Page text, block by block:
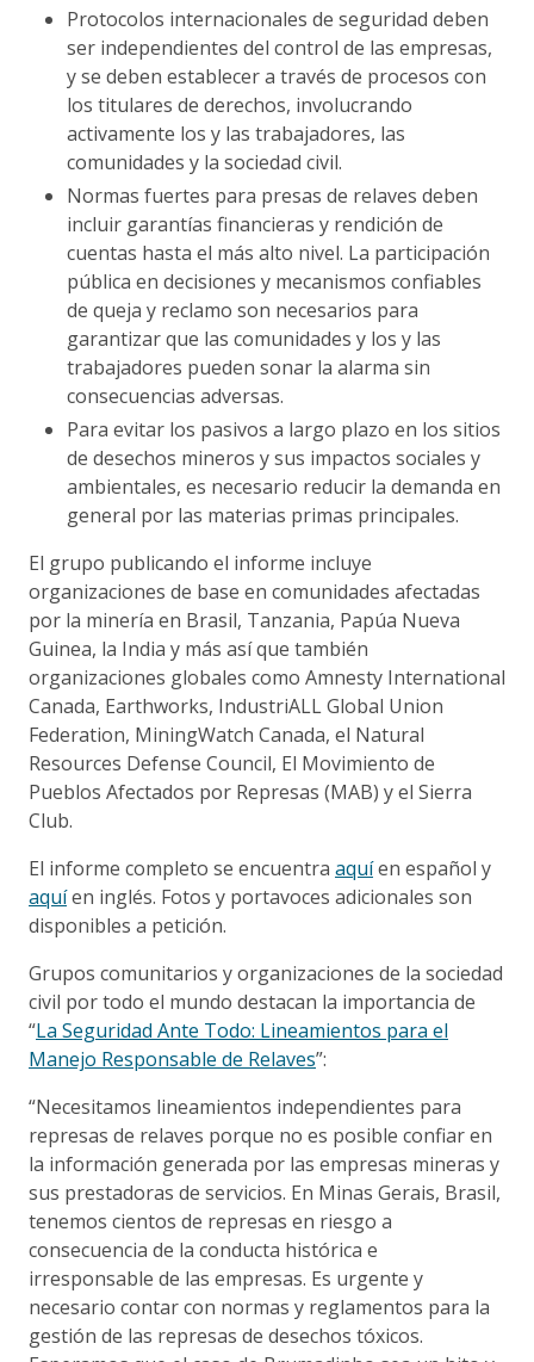
Protocolos internacionales de seguridad deben
ser independientes del control de las empresas,
y se deben establecer a través de procesos con
los titulares de derechos, involucrando
activamente los y las trabajadores, las
comunidades y la sociedad civil.
Normas fuertes para presas de relaves deben
incluir garantías financieras y rendición de
cuentas hasta el más alto nivel. La participación
pública en decisiones y mecanismos confiables
de queja y reclamo son necesarios para
garantizar que las comunidades y los y las
trabajadores pueden sonar la alarma sin
consecuencias adversas.
Para evitar los pasivos a largo plazo en los sitios
de desechos mineros y sus impactos sociales y
ambientales, es necesario reducir la demanda en
general por las materias primas principales.
El grupo publicando el informe incluye
organizaciones de base en comunidades afectadas
por la minería en Brasil, Tanzania, Papúa Nueva
Guinea, la India y más así que también
organizaciones globales como Amnesty International
Canada, Earthworks, IndustriALL Global Union
Federation, MiningWatch Canada, el Natural
Resources Defense Council, El Movimiento de
Pueblos Afectados por Represas (MAB) y el Sierra
Club.
El informe completo se encuentra aquíen español y
aquíen inglés. Fotos y portavoces adicionales son
disponibles a petición.
Grupos comunitarios y organizaciones de la sociedad
civil por todo el mundo destacan la importancia de
“La Seguridad Ante Todo: Lineamientos para el
Manejo Responsable de Relaves”:
“Necesitamos lineamientos independientes para
represas de relaves porque no es posible confiar en
la información generada por las empresas mineras y
sus prestadoras de servicios. En Minas Gerais, Brasil,
tenemos cientos de represas en riesgo a
consecuencia de la conducta histórica e
irresponsable de las empresas. Es urgente y
necesario contar con normas y reglamentos para la
gestión de las represas de desechos tóxicos.